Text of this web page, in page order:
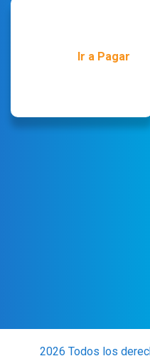
Ir a Pagar
2026 Todos los